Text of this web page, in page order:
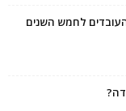
לחמש השנים